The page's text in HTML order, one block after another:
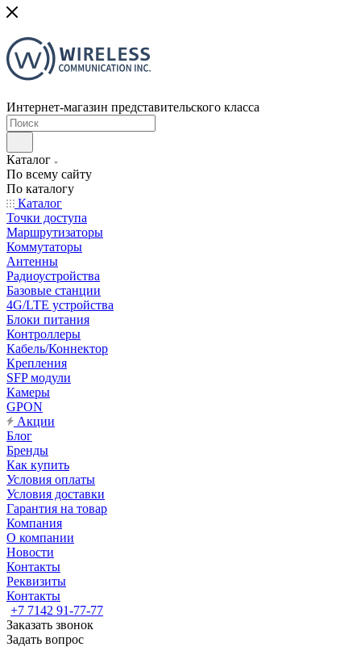
Интернет-магазин представительского класса
Каталог
По всему сайту
По каталогу
Каталог
Точки доступа
Маршрутизаторы
Коммутаторы
Антенны
Радиоустройства
Базовые станции
4G/LTE устройства
Блоки питания
Контроллеры
Кабель/Коннектор
Крепления
SFP модули
Камеры
GPON
Акции
Блог
Бренды
Как купить
Условия оплаты
Условия доставки
Гарантия на товар
Компания
О компании
Новости
Контакты
Реквизиты
Контакты
+7 7142 91-77-77
Заказать звонок
Задать вопрос